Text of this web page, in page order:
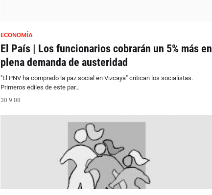
ECONOMÍA
El País | Los funcionarios cobrarán un 5% más en
plena demanda de austeridad
"El PNV ha comprado la paz social en Vizcaya" critican los socialistas.
Primeros ediles de este par…
30.9.08